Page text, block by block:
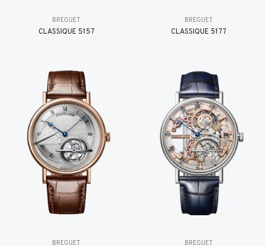
BREGUET
CLASSIQUE 5157
BREGUET
CLASSIQUE 5177
BREGUET BREGUET